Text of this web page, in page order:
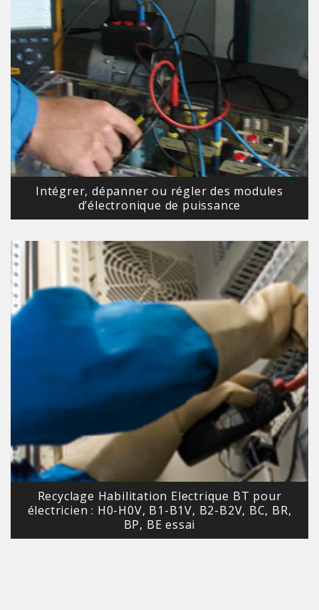
Intégrer, dépanner ou régler des modules
d’électronique de puissance
Recyclage Habilitation Electrique BT pour
électricien : H0-H0V, B1-B1V, B2-B2V, BC, BR,
BP, BE essai